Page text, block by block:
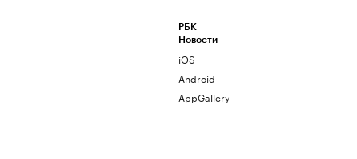
РБК
Новости
iOS
Android
AppGallery